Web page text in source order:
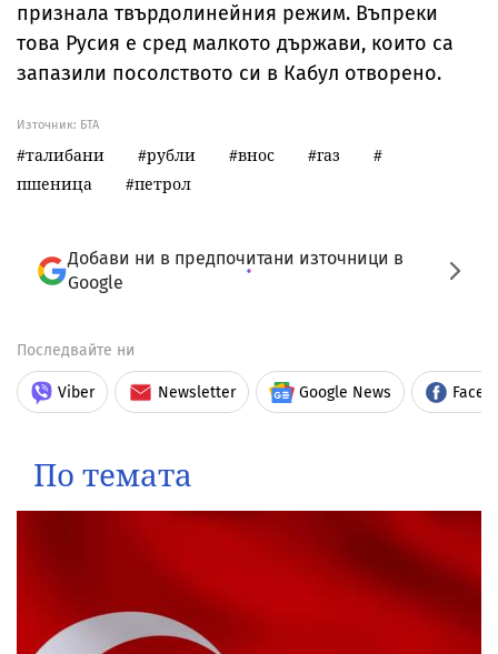
признала твърдолинейния режим. Въпреки
това Русия е сред малкото държави, които са
запазили посолството си в Кабул отворено.
Източник: БТА
талибани рубли внос
газ
пшеница
петрол
Добави ни в предпочитани източници в
Google
Последвайте ни
Viber Newsletter Google News
По темата